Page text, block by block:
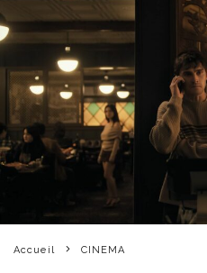
Accueil CINEMA